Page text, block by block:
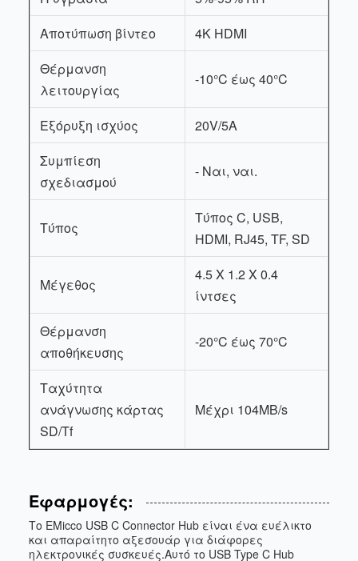
Αποτύπωση βίντεο
4K HDMI
Θέρμανση
λειτουργίας
-10°C έως 40°C
Εξόρυξη ισχύος
20V/5A
Συμπίεση
σχεδιασμού
- Ναι, ναι.
Τύπος
Τύπος C, USB,
HDMI, RJ45, TF, SD
Μέγεθος
4.5 X 1.2 X 0.4
ίντσες
Θέρμανση
αποθήκευσης
-20°C έως 70°C
Ταχύτητα
ανάγνωσης κάρτας
SD/Tf
Μέχρι 104MB/s
Εφαρμογές:
Το EMicco USB C Connector Hub είναι ένα ευέλικτο
και απαραίτητο αξεσουάρ για διάφορες
ηλεκτρονικές συσκευές.Αυτό το USB Type C Hub